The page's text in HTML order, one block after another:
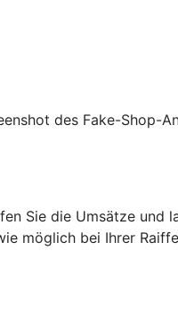
des Fake-Shop-
Sie die Umsätze und
möglich bei Ihrer